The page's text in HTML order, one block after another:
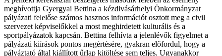
meghívottja Gyergyai Bettina a kézdivásárhelyi Önkormányzat
pályázati felelőse számos hasznos információt osztott meg a civil
szervezet képviselőkkel a most meghirdetett kulturális és a
sportpályázatok kapcsán. Bettina felhívta a jelenlévők figyelmet a
pályázati kiírások pontos megértésére, gyakran előfordul, hogy a
pályáztató által kiállított űrlap kitöltése sem teljes. Ugyanakkor